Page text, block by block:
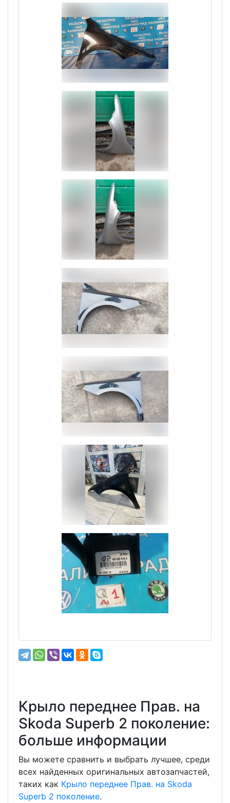
Крыло переднее Прав. на
Skoda Superb 2 поколение:
больше информации
Вы можете сравнить и выбрать лучшее, среди
всех найденных оригинальных автозапчастей,
таких как Крыло переднее Прав. на Skoda
Superb 2 поколение.